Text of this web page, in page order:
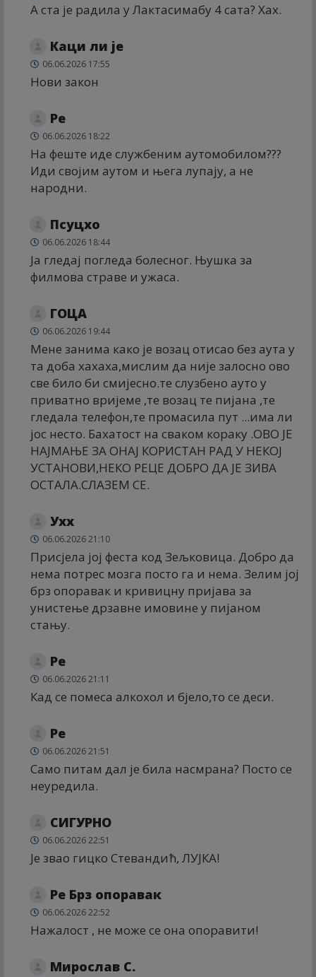
А ста је радила у Лактасимабу 4 сата? Хах.
Каци ли је
06.06.2026 17:55
Нови закон
Ре
06.06.2026 18:22
На феште иде службеним аутомобилом???
Иди својим аутом и њега лупају, а не
народни.
Псyцхо
06.06.2026 18:44
Ја гледај погледа болесног. Њушка за
филмова страве и ужаса.
ГОЦА
06.06.2026 19:44
Мене занима како је возац отисао без аута у
та доба хахаха,мислим да није залосно ово
све било би смијесно.те слузбено ауто у
приватно вријеме ,те возац те пијана ,те
гледала телефон,те промасила пут ...има ли
јос несто. Бахатост на сваком кораку .ОВО ЈЕ
НАЈМАЊЕ ЗА ОНАЈ КОРИСТАН РАД У НЕКОЈ
УСТАНОВИ,НЕКО РЕЦЕ ДОБРО ДА ЈЕ ЗИВА
ОСТАЛА.СЛАЗЕМ СЕ.
Ухх
06.06.2026 21:10
Присјела јој феста код Зељковица. Добро да
нема потрес мозга посто га и нема. Зелим јој
брз опоравак и кривицну пријава за
унистење дрзавне имовине у пијаном
стању.
Ре
06.06.2026 21:11
Кад се помеса алкохол и бјело,то се деси.
Ре
06.06.2026 21:51
Само питам дал је била насмрана? Посто се
неуредила.
СИГУРНО
06.06.2026 22:51
Је звао гицко Стевандић, ЛУЈКА!
Ре Брз опоравак
06.06.2026 22:52
Нажалост , не може се она опоравити!
Мирослав С.